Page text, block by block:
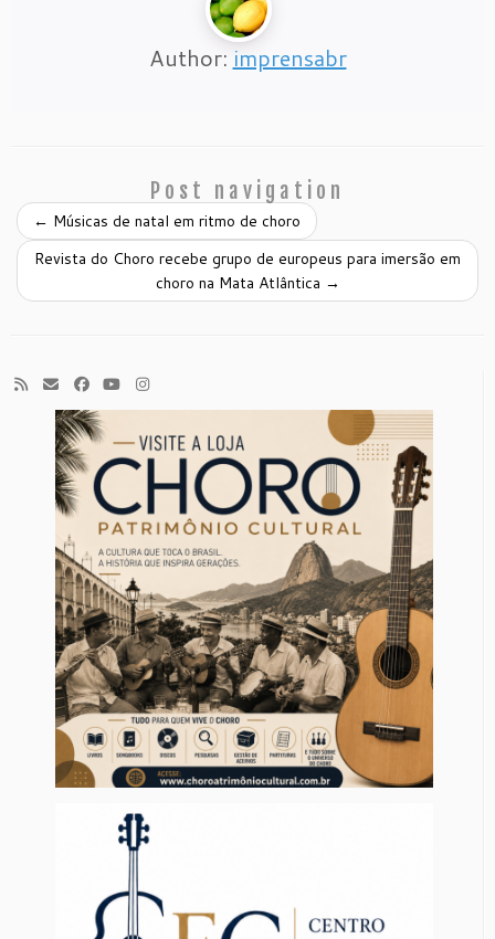
Author: imprensabr
Post navigation
← Músicas de natal em ritmo de choro
Revista do Choro recebe grupo de europeus para imersão em
choro na Mata Atlântica →